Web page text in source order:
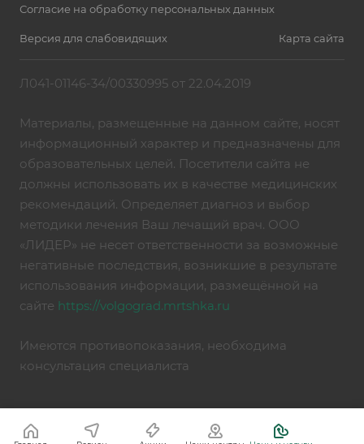
Согласие на обработку персональных данных
Версия для слабовидящих Карта сайта
Л041-01146-34/00330995 от 22.04.2019
Материалы, размещенные на данном сайте, носят
информационный характер и предназначены для
образовательных целей. Посетители сайта не
должны использовать их в качестве медицинских
рекомендаций. Определяет диагноз и выбор
методики лечения Ваш лечащий врач. ООО
«ЛИДЕР» не несет ответственности за возможные
негативные последствия, возникшие в результате
использования информации, размещённой на
сайте https://volgograd.mrtshka.ru
Имеются противопоказания, необходима
консультация специалиста